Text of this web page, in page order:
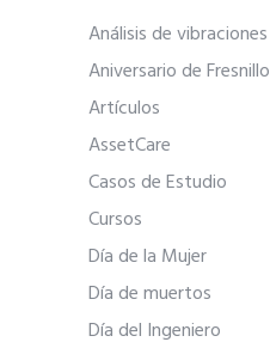
Análisis de vibraciones
Aniversario de Fresnillo
Artículos
AssetCare
Casos de Estudio
Cursos
Día de la Mujer
Día de muertos
Día del Ingeniero